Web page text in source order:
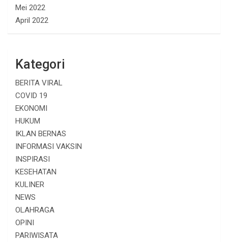
Mei 2022
April 2022
Kategori
BERITA VIRAL
COVID 19
EKONOMI
HUKUM
IKLAN BERNAS
INFORMASI VAKSIN
INSPIRASI
KESEHATAN
KULINER
NEWS
OLAHRAGA
OPINI
PARIWISATA